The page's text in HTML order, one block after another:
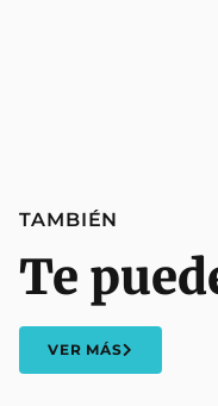
TAMBIÉN
Te
VER MÁS